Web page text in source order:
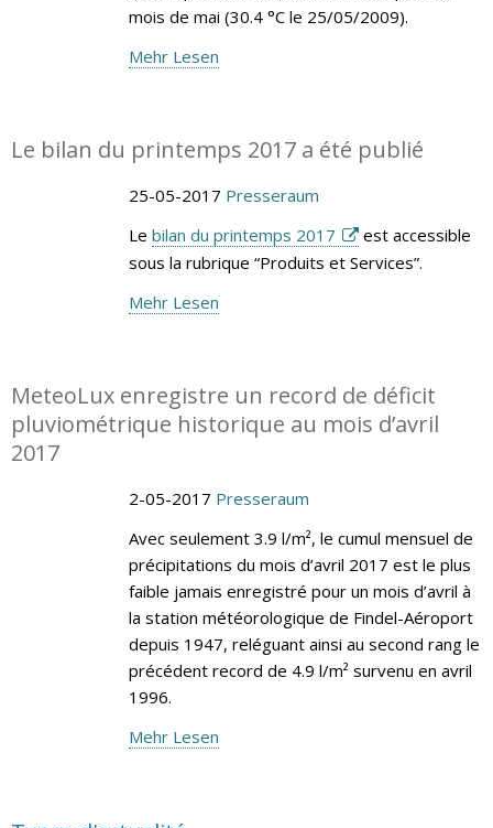
mois de mai (30.4 °C le 25/05/2009).
Mehr Lesen
Le bilan du printemps 2017 a été publié
25-05-2017 Presseraum
Le bilan du printemps 2017
est accessible
sous la rubrique “Produits et Services”.
Mehr Lesen
MeteoLux enregistre un record de déficit
pluviométrique historique au mois d’avril
2017
2-05-2017 Presseraum
Avec seulement 3.9 l/m², le cumul mensuel de
précipitations du mois d’avril 2017 est le plus
faible jamais enregistré pour un mois d’avril à
la station météorologique de Findel-Aéroport
depuis 1947, reléguant ainsi au second rang le
précédent record de 4.9 l/m² survenu en avril
1996.
Mehr Lesen